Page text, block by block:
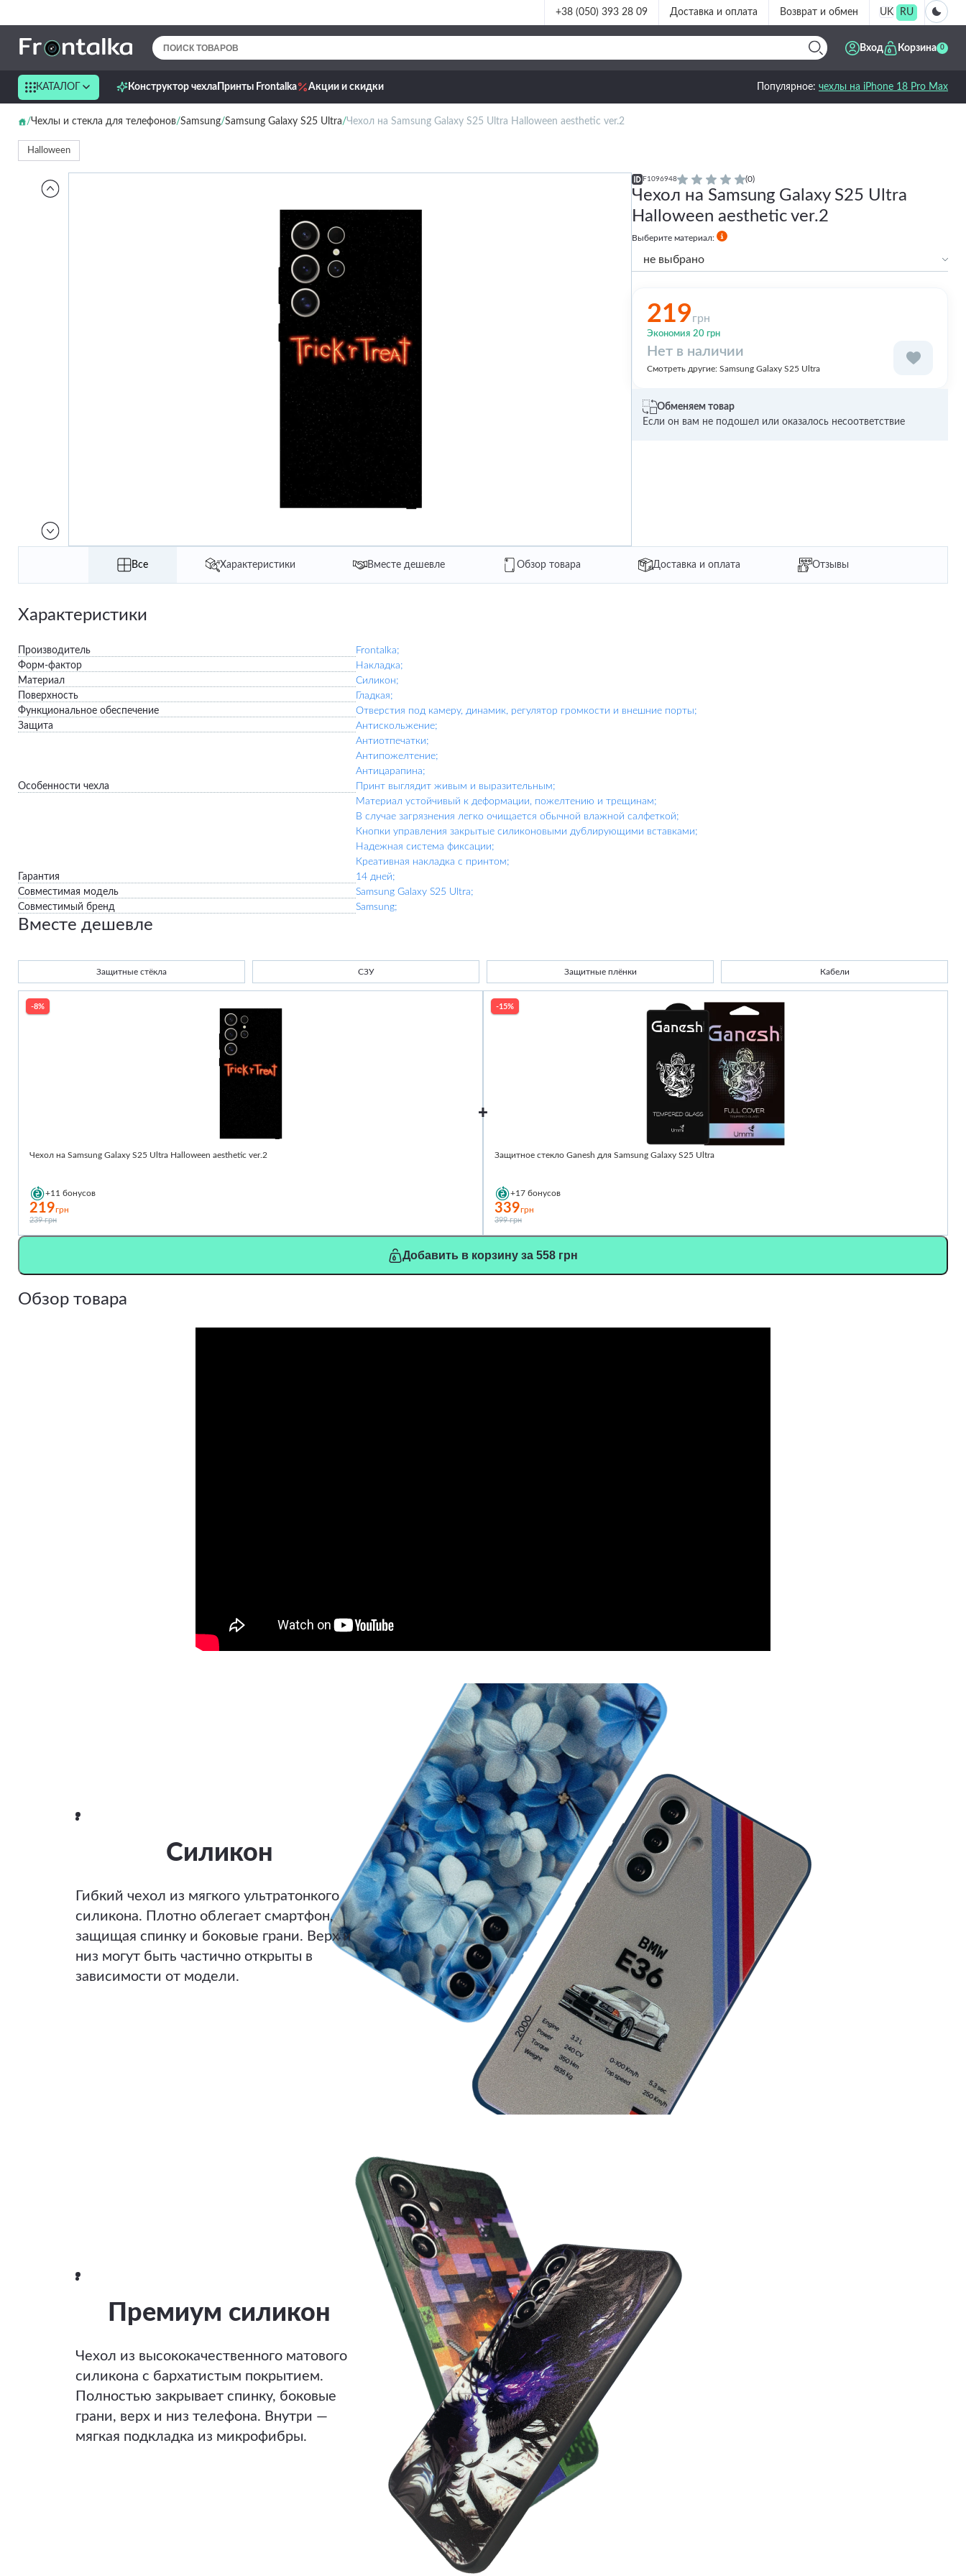
+38 (050) 393 28 09 Доставка и оплата Возврат и обмен UK RU
Вход Корзина 0
КАТАЛОГ Конструктор чехла Принты Frontalka Акции и скидки Популярное: чехлы на iPhone 18 Pro Max
Чехлы и стекла для телефонов Samsung Samsung Galaxy S25 Ultra Чехол на Samsung Galaxy S25 Ultra Halloween aesthetic ver.2
Halloween
F1096948 (0)
Чехол на Samsung Galaxy S25 Ultra
Halloween aesthetic ver.2
Выберите материал:
не выбрано
Premium
219грн
Экономия 20 грн
Нет в наличии
Смотреть другие: Samsung Galaxy S25 Ultra
Обменяем товар
Если он вам не подошел или оказалось несоответствие
Все Характеристики Вместе дешевле Обзор товара Доставка и оплата Отзывы
Характеристики
Производитель
Frontalka;
Форм-фактор
Накладка;
Материал
Силикон;
Поверхность
Гладкая;
Функциональное обеспечение
Отверстия под камеру, динамик, регулятор громкости и внешние порты;
Защита
Антискольжение;
Антиотпечатки;
Антипожелтение;
Антицарапина;
Особенности чехла
Принт выглядит живым и выразительным;
Материал устойчивый к деформации, пожелтению и трещинам;
В случае загрязнения легко очищается обычной влажной салфеткой;
Кнопки управления закрытые силиконовыми дублирующими вставками;
Надежная система фиксации;
Креативная накладка с принтом;
Гарантия
14 дней;
Совместимая модель
Samsung Galaxy S25 Ultra;
Совместимый бренд
Samsung;
Вместе дешевле
Защитные стёкла СЗУ Защитные плёнки Кабели
-8%
Чехол на Samsung Galaxy S25 Ultra Halloween aesthetic ver.2
+11 бонусов
219грн
239 грн
-15%
Защитное стекло Ganesh для Samsung Galaxy S25 Ultra
+17 бонусов
339грн
399 грн
Добавить в корзину за 558 грн
Обзор товара
Силикон
Гибкий чехол из мягкого ультратонкого
силикона. Плотно облегает смартфон,
защищая спинку и боковые грани. Верх и
низ могут быть частично открыты в
зависимости от модели.
Премиум силикон
Чехол из высококачественного матового
силикона с бархатистым покрытием.
Полностью закрывает спинку, боковые
грани, верх и низ телефона. Внутри —
мягкая подкладка из микрофибры.